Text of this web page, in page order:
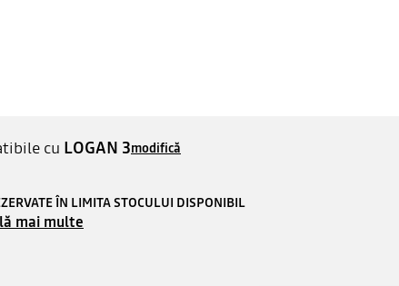
cu LOGAN 3modifică
ÎN LIMITA STOCULUI DISPONIBIL
mai multe